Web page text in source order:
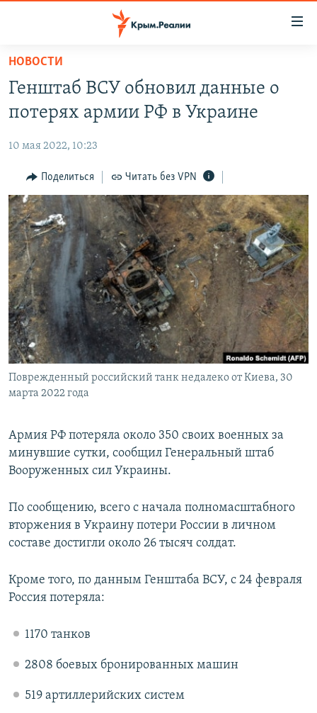
Вернуться
основному
содержанию
Вернутся
навигации
Вернутся
поиску
КАРТА ВОЕННЫХ ОБЪЕКТОВ КРЫМА
11 ЛЕТ ОККУПАЦИИ КРЫМА. 11 ИСТОРИЙ СОПРОТИВЛЕНИЯ
ИСТОРИЯ
ЕЩЕ
ИНТЕРАКТИВ
ИНФОГРАФИКА
ТЕЛЕПРОЕКТ КРЫМ.РЕАЛИИ
СОВЕТЫ ПРАВОЗАЩИТНИКОВ
ПРОПАВШИЕ БЕЗ ВЕСТИ
ПОБЕДИТЕЛЕЙ НЕ СУДЯТ?
КРЫМ.НЕПОКОРЕННЫЙ
ELIFBE
РАДІО СВОБОДА
КАК ОБОЙТИ БЛОКИРОВКУ
Українською
Qırımtatar
ПРИСОЕДИНЯЙТЕСЬ!
НОВОСТИ
Генштаб ВСУ обновил данные о
потерях армии РФ в Украине
10 мая 2022, 10:23
Поделиться Читать без VPN
Поврежденный российский танк недалеко от Киева, 30
марта 2022 года
Армия РФ потеряла около 350 своих военных за
минувшие сутки, сообщил Генеральный штаб
Вооруженных сил Украины.
По сообщению, всего с начала полномасштабного
вторжения в Украину потери России в личном
составе достигли около 26 тысяч солдат.
Кроме того, по данным Генштаба ВСУ, с 24 февраля
Россия потеряла:
1170 танков
2808 боевых бронированных машин
519 артиллерийских систем